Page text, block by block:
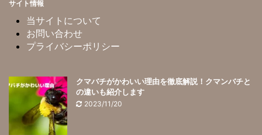
サイト情報
当サイトについて
お問い合わせ
プライバシーポリシー
クマバチがかわいい理由を徹底解説！クマンバチと
の違いも紹介します
2023/11/20